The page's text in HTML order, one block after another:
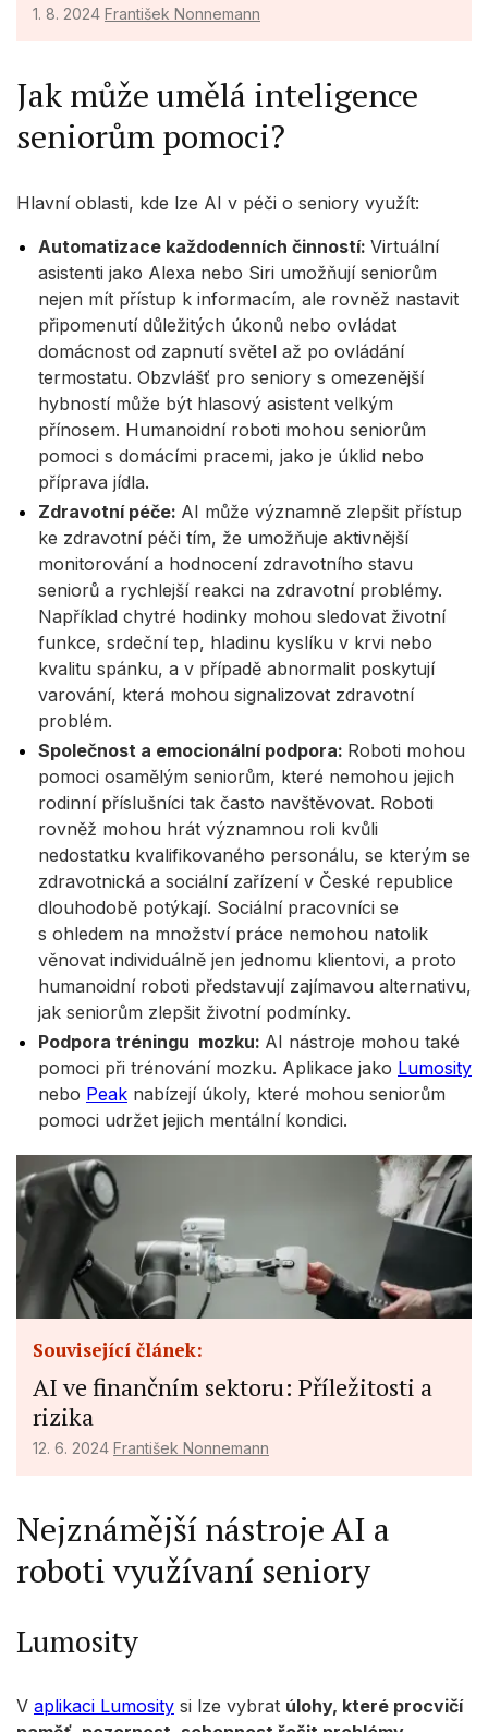
1. 8. 2024 František Nonnemann
Jak může umělá inteligence
seniorům pomoci?
Hlavní oblasti, kde lze AI v péči o seniory využít:
Automatizace každodenních činností: Virtuální
asistenti jako Alexa nebo Siri umožňují seniorům
nejen mít přístup k informacím, ale rovněž nastavit
připomenutí důležitých úkonů nebo ovládat
domácnost od zapnutí světel až po ovládání
termostatu. Obzvlášť pro seniory s omezenější
hybností může být hlasový asistent velkým
přínosem. Humanoidní roboti mohou seniorům
pomoci s domácími pracemi, jako je úklid nebo
příprava jídla.
Zdravotní péče: AI může významně zlepšit přístup
ke zdravotní péči tím, že umožňuje aktivnější
monitorování a hodnocení zdravotního stavu
seniorů a rychlejší reakci na zdravotní problémy.
Například chytré hodinky mohou sledovat životní
funkce, srdeční tep, hladinu kyslíku v krvi nebo
kvalitu spánku, a v případě abnormalit poskytují
varování, která mohou signalizovat zdravotní
problém.
Společnost a emocionální podpora: Roboti mohou
pomoci osamělým seniorům, které nemohou jejich
rodinní příslušníci tak často navštěvovat. Roboti
rovněž mohou hrát významnou roli kvůli
nedostatku kvalifikovaného personálu, se kterým se
zdravotnická a sociální zařízení v České republice
dlouhodobě potýkají. Sociální pracovníci se
s ohledem na množství práce nemohou natolik
věnovat individuálně jen jednomu klientovi, a proto
humanoidní roboti představují zajímavou alternativu,
jak seniorům zlepšit životní podmínky.
Podpora tréningu mozku: AI nástroje mohou také
pomoci při trénování mozku. Aplikace jako Lumosity
nebo Peak nabízejí úkoly, které mohou seniorům
pomoci udržet jejich mentální kondici.
Související článek:
AI ve finančním sektoru: Příležitosti a
rizika
12. 6. 2024 František Nonnemann
Nejznámější nástroje AI a
roboti využívaní seniory
Lumosity
V aplikaci Lumosity si lze vybrat úlohy, které procvičí